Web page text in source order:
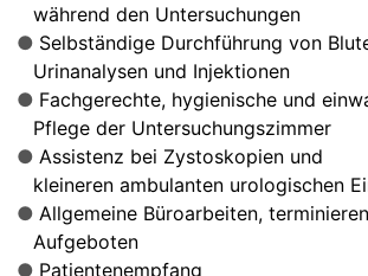
während den Untersuchungen
Selbständige Durchführung von
Urinanalysen und Injektionen
Fachgerechte, hygienische und
Pflege der Untersuchungszimmer
Assistenz bei Zystoskopien und
kleineren ambulanten urologischen
Allgemeine Büroarbeiten,
Aufgeboten
Patientenempfang